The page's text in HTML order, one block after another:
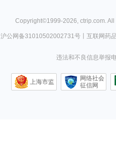
Copyright©1999-2026 ctrip.com .
沪公网备31010502002731号丨 互联网药
违法和不良信息举报
上海市监
网络社会
征信网